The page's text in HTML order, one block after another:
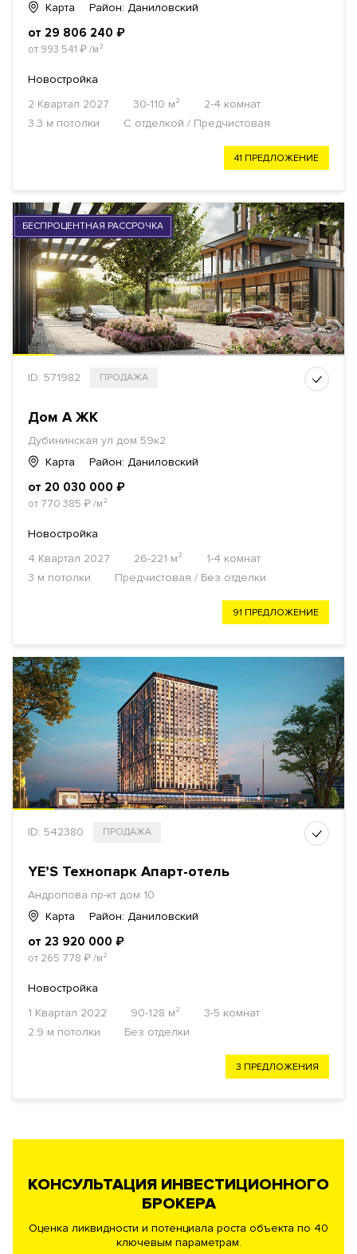
Карта
Район: Даниловский
от 29 806 240 ₽
от 993 541 ₽/м²
Новостройка
2 Квартал 2027
30-110 м²
2-4 комнат
3.3 м потолки
С отделкой / Предчистовая
41 ПРЕДЛОЖЕНИЕ
БЕСПРОЦЕНТНАЯ РАССРОЧКА
ID: 571982 ПРОДАЖА
Дом А ЖК
Дубининская ул дом 59к2
Карта
Район: Даниловский
от 20 030 000 ₽
от 770 385 ₽/м²
Новостройка
4 Квартал 2027
26-221 м²
1-4 комнат
3 м потолки
Предчистовая / Без отделки
91 ПРЕДЛОЖЕНИЕ
ID: 542380 ПРОДАЖА
YE’S Технопарк Апарт-отель
Андропова пр-кт дом 10
Карта
Район: Даниловский
от 23 920 000 ₽
от 265 778 ₽/м²
Новостройка
1 Квартал 2022
90-128 м²
3-5 комнат
2.9 м потолки
Без отделки
3 ПРЕДЛОЖЕНИЯ
КОНСУЛЬТАЦИЯ ИНВЕСТИЦИОННОГО
БРОКЕРА
Оценка ликвидности и потенциала роста объекта по 40
ключевым параметрам.